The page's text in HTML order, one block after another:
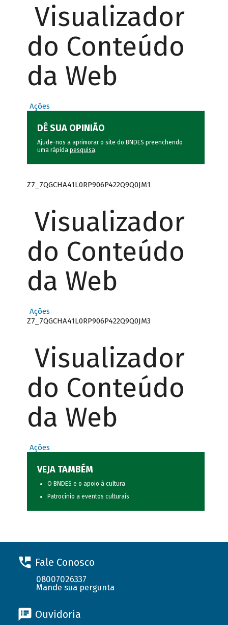
Visualizador
do Conteúdo
da Web
Ações
DÊ SUA OPINIÃO
Ajude-nos a aprimorar o site do BNDES preenchendo
uma rápida pesquisa.
Z7_7QGCHA41L0RP906P422Q9Q0JM1
Visualizador
do Conteúdo
da Web
Ações
Z7_7QGCHA41L0RP906P422Q9Q0JM3
Visualizador
do Conteúdo
da Web
Ações
VEJA TAMBÉM
O BNDES e o apoio à cultura
Patrocínio a eventos culturais
Fale Conosco
08007026337
Mande sua pergunta
Ouvidoria